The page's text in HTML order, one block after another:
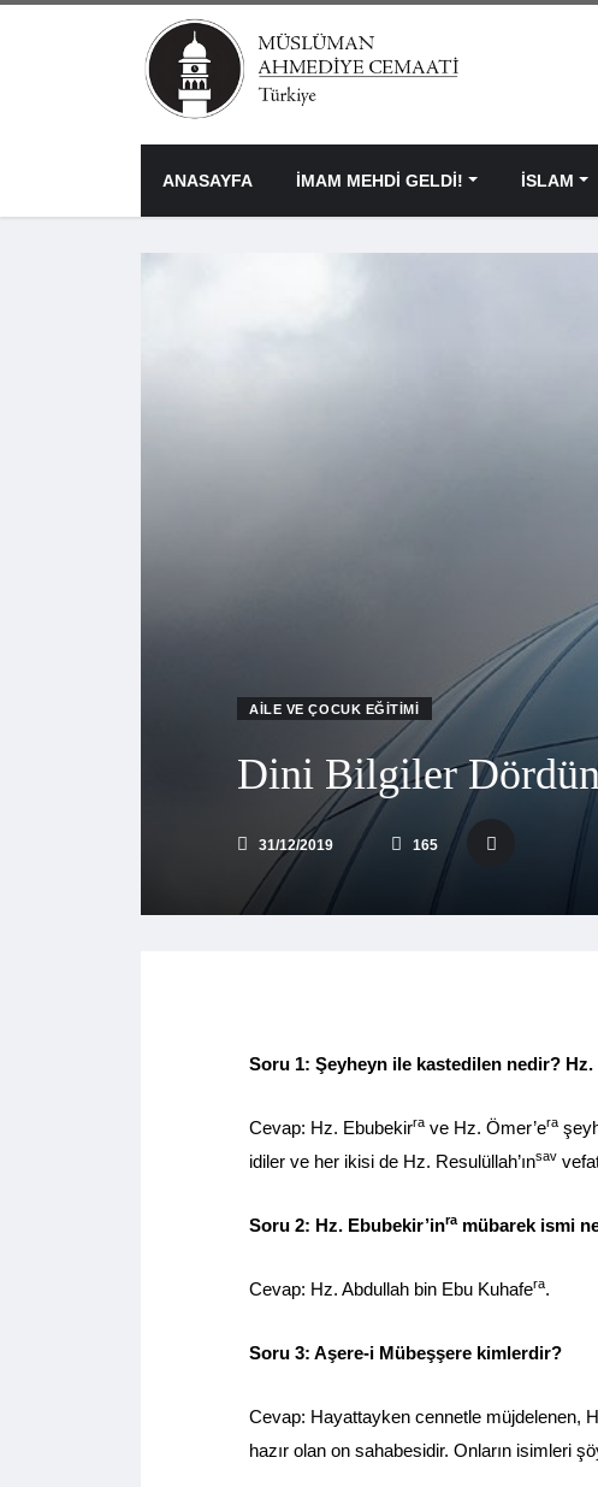
ANASAYFA İMAM MEHDİ GELDİ! İSLAM
AILE VE ÇOCUK EĞITIMI
Dini Bilgiler
31/12/2019 165
Soru 1: Şeyheyn ile kastedilen nedir? Hz.
Cevap: Hz. Ebubekirra ve Hz. Ömer’era
idiler ve her ikisi de Hz. Resulüllah’ınsav
Soru 2: Hz. Ebubekir’inramübarek ismi
Cevap: Hz. Abdullah bin Ebu Kuhafera.
Soru 3: Aşere-i Mübeşşere kimlerdir?
Cevap: Hayattayken cennetle müjdelenen,
hazır olan on sahabesidir. Onların isimleri